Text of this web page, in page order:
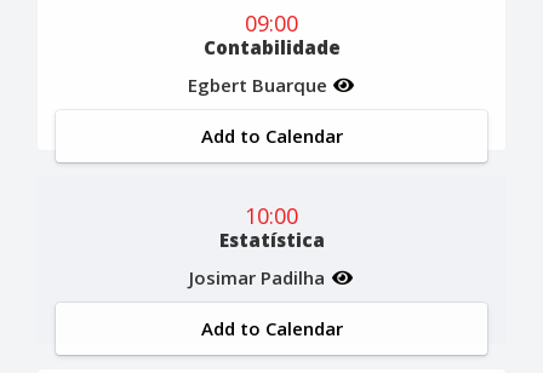
09:00
Contabilidade
Egbert Buarque
Add to Calendar
10:00
Estatística
Josimar Padilha
Add to Calendar